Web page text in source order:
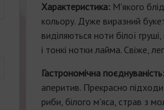
Характеристика: М'якого
кольору. Дуже виразний
виділяються ноти білої
і тонкі нотки лайма. Свіже,
Гастрономічна поєднуваність:
аперитив. Прекрасно
риби, білого м'яса, страв з